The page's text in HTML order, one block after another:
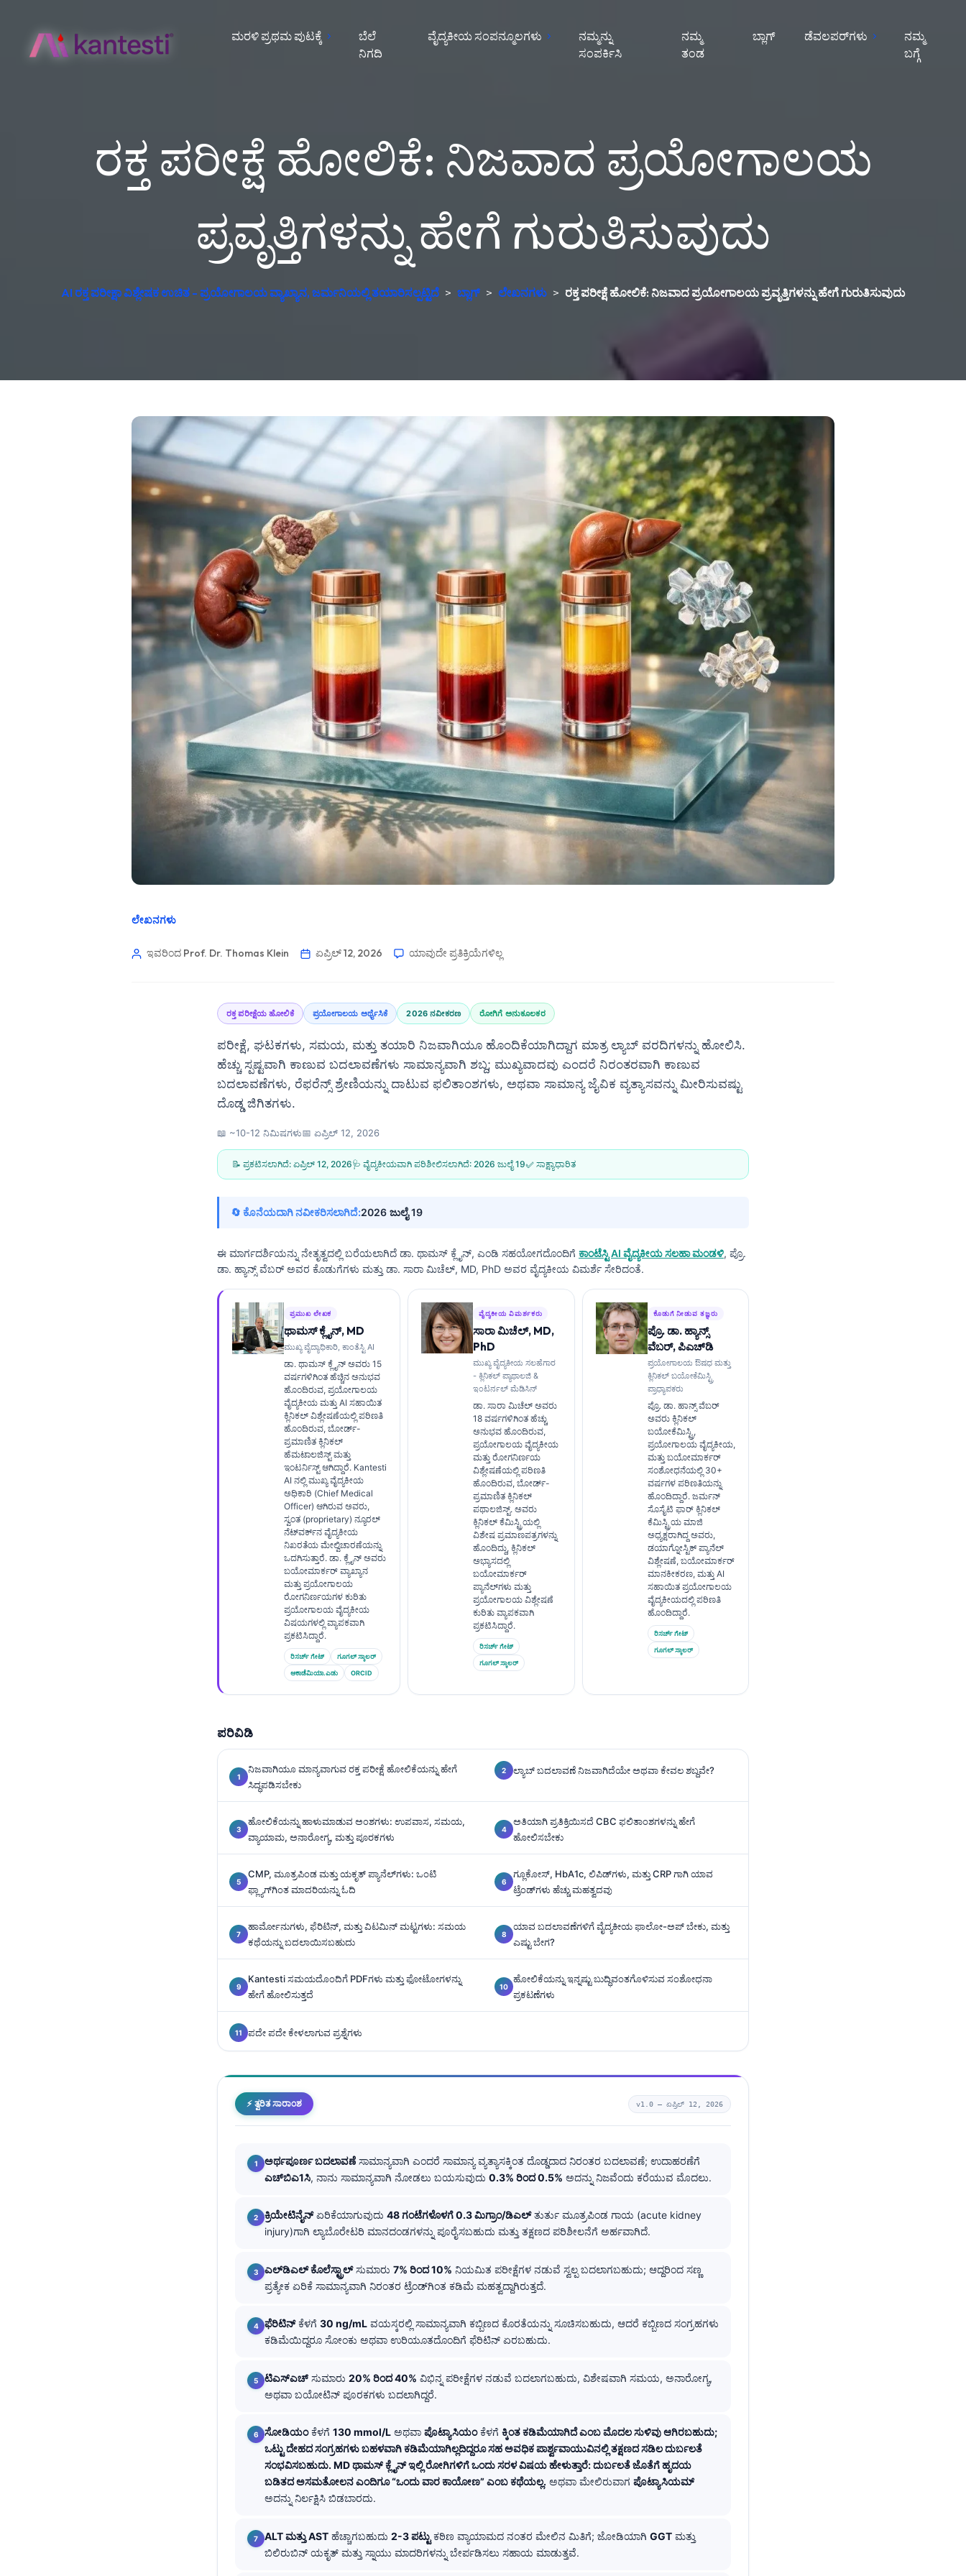
ಮರಳಿ ಪ್ರಥಮ ಪುಟಕ್ಕೆ
ಬೆಲೆ
ನಿಗದಿ
ವೈದ್ಯಕೀಯ ಸಂಪನ್ಮೂಲಗಳು
ನಮ್ಮನ್ನು
ಸಂಪರ್ಕಿಸಿ
ನಮ್ಮ
ತಂಡ
ಬ್ಲಾಗ್ ಡೆವಲಪರ್‌ಗಳು
ನಮ್ಮ
ಬಗ್ಗೆ
ರಕ್ತ ಪರೀಕ್ಷೆ ಹೋಲಿಕೆ: ನಿಜವಾದ ಪ್ರಯೋಗಾಲಯ
ಪ್ರವೃತ್ತಿಗಳನ್ನು ಹೇಗೆ ಗುರುತಿಸುವುದು
AI ರಕ್ತ ಪರೀಕ್ಷಾ ವಿಶ್ಲೇಷಕ ಉಚಿತ - ಪ್ರಯೋಗಾಲಯ ವ್ಯಾಖ್ಯಾನ, ಜರ್ಮನಿಯಲ್ಲಿ ತಯಾರಿಸಲ್ಪಟ್ಟಿದೆ > ಬ್ಲಾಗ್ > ಲೇಖನಗಳು > ರಕ್ತ ಪರೀಕ್ಷೆ ಹೋಲಿಕೆ: ನಿಜವಾದ ಪ್ರಯೋಗಾಲಯ ಪ್ರವೃತ್ತಿಗಳನ್ನು ಹೇಗೆ ಗುರುತಿಸುವುದು
ಲೇಖನಗಳು
ಇವರಿಂದ Prof. Dr. Thomas Klein ಏಪ್ರಿಲ್ 12, 2026 ಯಾವುದೇ ಪ್ರತಿಕ್ರಿಯೆಗಳಿಲ್ಲ
ರಕ್ತ ಪರೀಕ್ಷೆಯ ಹೋಲಿಕೆ ಪ್ರಯೋಗಾಲಯ ಅರ್ಥೈಸಿಕೆ 2026 ನವೀಕರಣ ರೋಗಿಗೆ ಅನುಕೂಲಕರ
ಪರೀಕ್ಷೆ, ಘಟಕಗಳು, ಸಮಯ, ಮತ್ತು ತಯಾರಿ ನಿಜವಾಗಿಯೂ ಹೊಂದಿಕೆಯಾಗಿದ್ದಾಗ ಮಾತ್ರ ಲ್ಯಾಬ್ ವರದಿಗಳನ್ನು ಹೋಲಿಸಿ.
ಹೆಚ್ಚು ಸ್ಪಷ್ಟವಾಗಿ ಕಾಣುವ ಬದಲಾವಣೆಗಳು ಸಾಮಾನ್ಯವಾಗಿ ಶಬ್ದ; ಮುಖ್ಯವಾದವು ಎಂದರೆ ನಿರಂತರವಾಗಿ ಕಾಣುವ
ಬದಲಾವಣೆಗಳು, ರೆಫರೆನ್ಸ್ ಶ್ರೇಣಿಯನ್ನು ದಾಟುವ ಫಲಿತಾಂಶಗಳು, ಅಥವಾ ಸಾಮಾನ್ಯ ಜೈವಿಕ ವ್ಯತ್ಯಾಸವನ್ನು ಮೀರಿಸುವಷ್ಟು
ದೊಡ್ಡ ಜಿಗಿತಗಳು.
📖 ~10-12 ನಿಮಿಷಗಳು📅 ಏಪ್ರಿಲ್ 12, 2026
📝 ಪ್ರಕಟಿಸಲಾಗಿದೆ: ಏಪ್ರಿಲ್ 12, 2026🩺 ವೈದ್ಯಕೀಯವಾಗಿ ಪರಿಶೀಲಿಸಲಾಗಿದೆ: 2026 ಜುಲೈ 19✅ ಸಾಕ್ಷ್ಯಾಧಾರಿತ
🔄 ಕೊನೆಯದಾಗಿ ನವೀಕರಿಸಲಾಗಿದೆ:2026 ಜುಲೈ 19
ಈ ಮಾರ್ಗದರ್ಶಿಯನ್ನು ನೇತೃತ್ವದಲ್ಲಿ ಬರೆಯಲಾಗಿದೆ ಡಾ. ಥಾಮಸ್ ಕ್ಲೈನ್, ಎಂಡಿ ಸಹಯೋಗದೊಂದಿಗೆ ಕಾಂಟೆಸ್ಟಿ AI ವೈದ್ಯಕೀಯ ಸಲಹಾ ಮಂಡಳಿ, ಪ್ರೊ.
ಡಾ. ಹ್ಯಾನ್ಸ್ ವೆಬರ್ ಅವರ ಕೊಡುಗೆಗಳು ಮತ್ತು ಡಾ. ಸಾರಾ ಮಿಚೆಲ್, MD, PhD ಅವರ ವೈದ್ಯಕೀಯ ವಿಮರ್ಶೆ ಸೇರಿದಂತೆ.
ಪ್ರಮುಖ ಲೇಖಕ
ಥಾಮಸ್ ಕ್ಲೈನ್, MD
ಮುಖ್ಯ ವೈದ್ಯಾಧಿಕಾರಿ, ಕಾಂತೆಸ್ಟಿ AI
ಡಾ. ಥಾಮಸ್ ಕ್ಲೈನ್ ಅವರು 15
ವರ್ಷಗಳಿಗಿಂತ ಹೆಚ್ಚಿನ ಅನುಭವ
ಹೊಂದಿರುವ, ಪ್ರಯೋಗಾಲಯ
ವೈದ್ಯಕೀಯ ಮತ್ತು AI ಸಹಾಯಿತ
ಕ್ಲಿನಿಕಲ್ ವಿಶ್ಲೇಷಣೆಯಲ್ಲಿ ಪರಿಣತಿ
ಹೊಂದಿರುವ, ಬೋರ್ಡ್-
ಪ್ರಮಾಣಿತ ಕ್ಲಿನಿಕಲ್
ಹೆಮಟಾಲಜಿಸ್ಟ್ ಮತ್ತು
ಇಂಟರ್ನಿಸ್ಟ್ ಆಗಿದ್ದಾರೆ. Kantesti
AI ನಲ್ಲಿ ಮುಖ್ಯ ವೈದ್ಯಕೀಯ
ಅಧಿಕಾರಿ (Chief Medical
Officer) ಆಗಿರುವ ಅವರು,
ಸ್ವಂತ (proprietary) ನ್ಯೂರಲ್
ನೆಟ್‌ವರ್ಕ್‌ನ ವೈದ್ಯಕೀಯ
ನಿಖರತೆಯ ಮೇಲ್ವಿಚಾರಣೆಯನ್ನು
ಒದಗಿಸುತ್ತಾರೆ. ಡಾ. ಕ್ಲೈನ್ ಅವರು
ಬಯೋಮಾರ್ಕರ್ ವ್ಯಾಖ್ಯಾನ
ಮತ್ತು ಪ್ರಯೋಗಾಲಯ
ರೋಗನಿರ್ಣಯಗಳ ಕುರಿತು
ಪ್ರಯೋಗಾಲಯ ವೈದ್ಯಕೀಯ
ವಿಷಯಗಳಲ್ಲಿ ವ್ಯಾಪಕವಾಗಿ
ಪ್ರಕಟಿಸಿದ್ದಾರೆ.
ರಿಸರ್ಚ್ ಗೇಟ್ ಗೂಗಲ್ ಸ್ಕಾಲರ್
ಅಕಾಡೆಮಿಯಾ.ಎಡು ORCID
ವೈದ್ಯಕೀಯ ವಿಮರ್ಶಕರು
ಸಾರಾ ಮಿಚೆಲ್, MD,
PhD
ಮುಖ್ಯ ವೈದ್ಯಕೀಯ ಸಲಹೆಗಾರ
- ಕ್ಲಿನಿಕಲ್ ಪ್ಯಾಥಾಲಜಿ &
ಇಂಟರ್ನಲ್ ಮೆಡಿಸಿನ್
ಡಾ. ಸಾರಾ ಮಿಚೆಲ್ ಅವರು
18 ವರ್ಷಗಳಿಗಿಂತ ಹೆಚ್ಚು
ಅನುಭವ ಹೊಂದಿರುವ,
ಪ್ರಯೋಗಾಲಯ ವೈದ್ಯಕೀಯ
ಮತ್ತು ರೋಗನಿರ್ಣಯ
ವಿಶ್ಲೇಷಣೆಯಲ್ಲಿ ಪರಿಣತಿ
ಹೊಂದಿರುವ, ಬೋರ್ಡ್-
ಪ್ರಮಾಣಿತ ಕ್ಲಿನಿಕಲ್
ಪಥಾಲಜಿಸ್ಟ್. ಅವರು
ಕ್ಲಿನಿಕಲ್ ಕೆಮಿಸ್ಟ್ರಿಯಲ್ಲಿ
ವಿಶೇಷ ಪ್ರಮಾಣಪತ್ರಗಳನ್ನು
ಹೊಂದಿದ್ದು, ಕ್ಲಿನಿಕಲ್
ಅಭ್ಯಾಸದಲ್ಲಿ
ಬಯೋಮಾರ್ಕರ್
ಪ್ಯಾನೆಲ್‌ಗಳು ಮತ್ತು
ಪ್ರಯೋಗಾಲಯ ವಿಶ್ಲೇಷಣೆ
ಕುರಿತು ವ್ಯಾಪಕವಾಗಿ
ಪ್ರಕಟಿಸಿದ್ದಾರೆ.
ರಿಸರ್ಚ್ ಗೇಟ್
ಗೂಗಲ್ ಸ್ಕಾಲರ್
ಕೊಡುಗೆ ನೀಡುವ ತಜ್ಞರು
ಪ್ರೊ. ಡಾ. ಹ್ಯಾನ್ಸ್
ವೆಬರ್, ಪಿಎಚ್‌ಡಿ
ಪ್ರಯೋಗಾಲಯ ಔಷಧ ಮತ್ತು
ಕ್ಲಿನಿಕಲ್ ಬಯೋಕೆಮಿಸ್ಟ್ರಿ
ಪ್ರಾಧ್ಯಾಪಕರು
ಪ್ರೊ. ಡಾ. ಹಾನ್ಸ್ ವೆಬರ್
ಅವರು ಕ್ಲಿನಿಕಲ್
ಬಯೋಕೆಮಿಸ್ಟ್ರಿ,
ಪ್ರಯೋಗಾಲಯ ವೈದ್ಯಕೀಯ,
ಮತ್ತು ಬಯೋಮಾರ್ಕರ್
ಸಂಶೋಧನೆಯಲ್ಲಿ 30+
ವರ್ಷಗಳ ಪರಿಣತಿಯನ್ನು
ಹೊಂದಿದ್ದಾರೆ. ಜರ್ಮನ್
ಸೊಸೈಟಿ ಫಾರ್ ಕ್ಲಿನಿಕಲ್
ಕೆಮಿಸ್ಟ್ರಿಯ ಮಾಜಿ
ಅಧ್ಯಕ್ಷರಾಗಿದ್ದ ಅವರು,
ಡಯಾಗ್ನೋಸ್ಟಿಕ್ ಪ್ಯಾನೆಲ್
ವಿಶ್ಲೇಷಣೆ, ಬಯೋಮಾರ್ಕರ್
ಮಾನಕೀಕರಣ, ಮತ್ತು AI
ಸಹಾಯಿತ ಪ್ರಯೋಗಾಲಯ
ವೈದ್ಯಕೀಯದಲ್ಲಿ ಪರಿಣತಿ
ಹೊಂದಿದ್ದಾರೆ.
ರಿಸರ್ಚ್ ಗೇಟ್
ಗೂಗಲ್ ಸ್ಕಾಲರ್
ಪರಿವಿಡಿ
ನಿಜವಾಗಿಯೂ ಮಾನ್ಯವಾಗುವ ರಕ್ತ ಪರೀಕ್ಷೆ ಹೋಲಿಕೆಯನ್ನು ಹೇಗೆ
ಸಿದ್ಧಪಡಿಸಬೇಕು
ಲ್ಯಾಬ್ ಬದಲಾವಣೆ ನಿಜವಾಗಿದೆಯೇ ಅಥವಾ ಕೇವಲ ಶಬ್ದವೇ?
ಹೋಲಿಕೆಯನ್ನು ಹಾಳುಮಾಡುವ ಅಂಶಗಳು: ಉಪವಾಸ, ಸಮಯ,
ವ್ಯಾಯಾಮ, ಅನಾರೋಗ್ಯ, ಮತ್ತು ಪೂರಕಗಳು
ಅತಿಯಾಗಿ ಪ್ರತಿಕ್ರಿಯಿಸದೆ CBC ಫಲಿತಾಂಶಗಳನ್ನು ಹೇಗೆ
ಹೋಲಿಸಬೇಕು
CMP, ಮೂತ್ರಪಿಂಡ ಮತ್ತು ಯಕೃತ್ ಪ್ಯಾನೆಲ್‌ಗಳು: ಒಂಟಿ
ಫ್ಲ್ಯಾಗ್‌ಗಿಂತ ಮಾದರಿಯನ್ನು ಓದಿ
ಗ್ಲೂಕೋಸ್, HbA1c, ಲಿಪಿಡ್‌ಗಳು, ಮತ್ತು CRP ಗಾಗಿ ಯಾವ
ಟ್ರೆಂಡ್‌ಗಳು ಹೆಚ್ಚು ಮಹತ್ವದವು
ಹಾರ್ಮೋನುಗಳು, ಫೆರಿಟಿನ್, ಮತ್ತು ವಿಟಮಿನ್ ಮಟ್ಟಗಳು: ಸಮಯ
ಕಥೆಯನ್ನು ಬದಲಾಯಿಸಬಹುದು
ಯಾವ ಬದಲಾವಣೆಗಳಿಗೆ ವೈದ್ಯಕೀಯ ಫಾಲೋ-ಅಪ್ ಬೇಕು, ಮತ್ತು
ಎಷ್ಟು ಬೇಗ?
Kantesti ಸಮಯದೊಂದಿಗೆ PDFಗಳು ಮತ್ತು ಫೋಟೋಗಳನ್ನು
ಹೇಗೆ ಹೋಲಿಸುತ್ತದೆ
ಹೋಲಿಕೆಯನ್ನು ಇನ್ನಷ್ಟು ಬುದ್ಧಿವಂತಗೊಳಿಸುವ ಸಂಶೋಧನಾ
ಪ್ರಕಟಣೆಗಳು
ಪದೇ ಪದೇ ಕೇಳಲಾಗುವ ಪ್ರಶ್ನೆಗಳು
⚡ ತ್ವರಿತ ಸಾರಾಂಶ v1.0 — ಏಪ್ರಿಲ್ 12, 2026
ಅರ್ಥಪೂರ್ಣ ಬದಲಾವಣೆ ಸಾಮಾನ್ಯವಾಗಿ ಎಂದರೆ ಸಾಮಾನ್ಯ ವ್ಯತ್ಯಾಸಕ್ಕಿಂತ ದೊಡ್ಡದಾದ ನಿರಂತರ ಬದಲಾವಣೆ; ಉದಾಹರಣೆಗೆ
ಎಚ್‌ಬಿಎ1ಸಿ, ನಾನು ಸಾಮಾನ್ಯವಾಗಿ ನೋಡಲು ಬಯಸುವುದು 0.3% ರಿಂದ 0.5% ಅದನ್ನು ನಿಜವೆಂದು ಕರೆಯುವ ಮೊದಲು.
ಕ್ರಿಯೇಟಿನೈನ್ಏರಿಕೆಯಾಗುವುದು 48 ಗಂಟೆಗಳೊಳಗೆ 0.3 ಮಿಗ್ರಾಂ/ಡಿಎಲ್ತುರ್ತು ಮೂತ್ರಪಿಂಡ ಗಾಯ (acute kidney
injury)ಗಾಗಿ ಲ್ಯಾಬೊರೇಟರಿ ಮಾನದಂಡಗಳನ್ನು ಪೂರೈಸಬಹುದು ಮತ್ತು ತಕ್ಷಣದ ಪರಿಶೀಲನೆಗೆ ಅರ್ಹವಾಗಿದೆ.
ಎಲ್‌ಡಿಎಲ್ ಕೊಲೆಸ್ಟ್ರಾಲ್ಸುಮಾರು 7% ರಿಂದ 10% ನಿಯಮಿತ ಪರೀಕ್ಷೆಗಳ ನಡುವೆ ಸ್ವಲ್ಪ ಬದಲಾಗಬಹುದು; ಆದ್ದರಿಂದ ಸಣ್ಣ
ಪ್ರತ್ಯೇಕ ಏರಿಕೆ ಸಾಮಾನ್ಯವಾಗಿ ನಿರಂತರ ಟ್ರೆಂಡ್‌ಗಿಂತ ಕಡಿಮೆ ಮಹತ್ವದ್ದಾಗಿರುತ್ತದೆ.
ಫೆರಿಟಿನ್ಕೆಳಗೆ 30 ng/mL ವಯಸ್ಕರಲ್ಲಿ ಸಾಮಾನ್ಯವಾಗಿ ಕಬ್ಬಿಣದ ಕೊರತೆಯನ್ನು ಸೂಚಿಸಬಹುದು, ಆದರೆ ಕಬ್ಬಿಣದ ಸಂಗ್ರಹಗಳು
ಕಡಿಮೆಯಿದ್ದರೂ ಸೋಂಕು ಅಥವಾ ಉರಿಯೂತದೊಂದಿಗೆ ಫೆರಿಟಿನ್ ಏರಬಹುದು.
ಟಿಎಸ್ಎಚ್ಸುಮಾರು 20% ರಿಂದ 40% ವಿಭಿನ್ನ ಪರೀಕ್ಷೆಗಳ ನಡುವೆ ಬದಲಾಗಬಹುದು, ವಿಶೇಷವಾಗಿ ಸಮಯ, ಅನಾರೋಗ್ಯ,
ಅಥವಾ ಬಯೋಟಿನ್ ಪೂರಕಗಳು ಬದಲಾಗಿದ್ದರೆ.
ಸೋಡಿಯಂಕೆಳಗೆ 130 mmol/L ಅಥವಾ ಪೊಟ್ಯಾಸಿಯಂಕೆಳಗೆ ಕ್ಕಿಂತ ಕಡಿಮೆಯಾಗಿದೆ ಎಂಬ ಮೊದಲ ಸುಳಿವು ಆಗಿರಬಹುದು;
ಒಟ್ಟು ದೇಹದ ಸಂಗ್ರಹಗಳು ಬಹಳವಾಗಿ ಕಡಿಮೆಯಾಗಿಲ್ಲದಿದ್ದರೂ ಸಹ ಅವಧಿಕ ಪಾರ್ಶ್ವವಾಯುವಿನಲ್ಲಿ ತಕ್ಷಣದ ಸಡಿಲ ದುರ್ಬಲತೆ
ಸಂಭವಿಸಬಹುದು. MD ಥಾಮಸ್ ಕ್ಲೈನ್ ಇಲ್ಲಿ ರೋಗಿಗಳಿಗೆ ಒಂದು ಸರಳ ವಿಷಯ ಹೇಳುತ್ತಾರೆ: ದುರ್ಬಲತೆ ಜೊತೆಗೆ ಹೃದಯ
ಬಡಿತದ ಅಸಮತೋಲನ ಎಂದಿಗೂ “ಒಂದು ವಾರ ಕಾಯೋಣ” ಎಂಬ ಕಥೆಯಲ್ಲ. ಅಥವಾ ಮೇಲಿರುವಾಗ ಪೊಟ್ಯಾಸಿಯಮ್
ಅದನ್ನು ನಿರ್ಲಕ್ಷಿಸಿ ಬಿಡಬಾರದು.
ALT ಮತ್ತು AST ಹೆಚ್ಚಾಗಬಹುದು 2-3 ಪಟ್ಟು ಕಠಿಣ ವ್ಯಾಯಾಮದ ನಂತರ ಮೇಲಿನ ಮಿತಿಗೆ; ಜೋಡಿಯಾಗಿ GGT ಮತ್ತು
ಬಿಲಿರುಬಿನ್ ಯಕೃತ್ ಮತ್ತು ಸ್ನಾಯು ಮಾದರಿಗಳನ್ನು ಬೇರ್ಪಡಿಸಲು ಸಹಾಯ ಮಾಡುತ್ತವೆ.